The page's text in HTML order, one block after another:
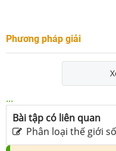
Phương pháp giải
...
Bài tập có liên quan
Phân loại thế giới